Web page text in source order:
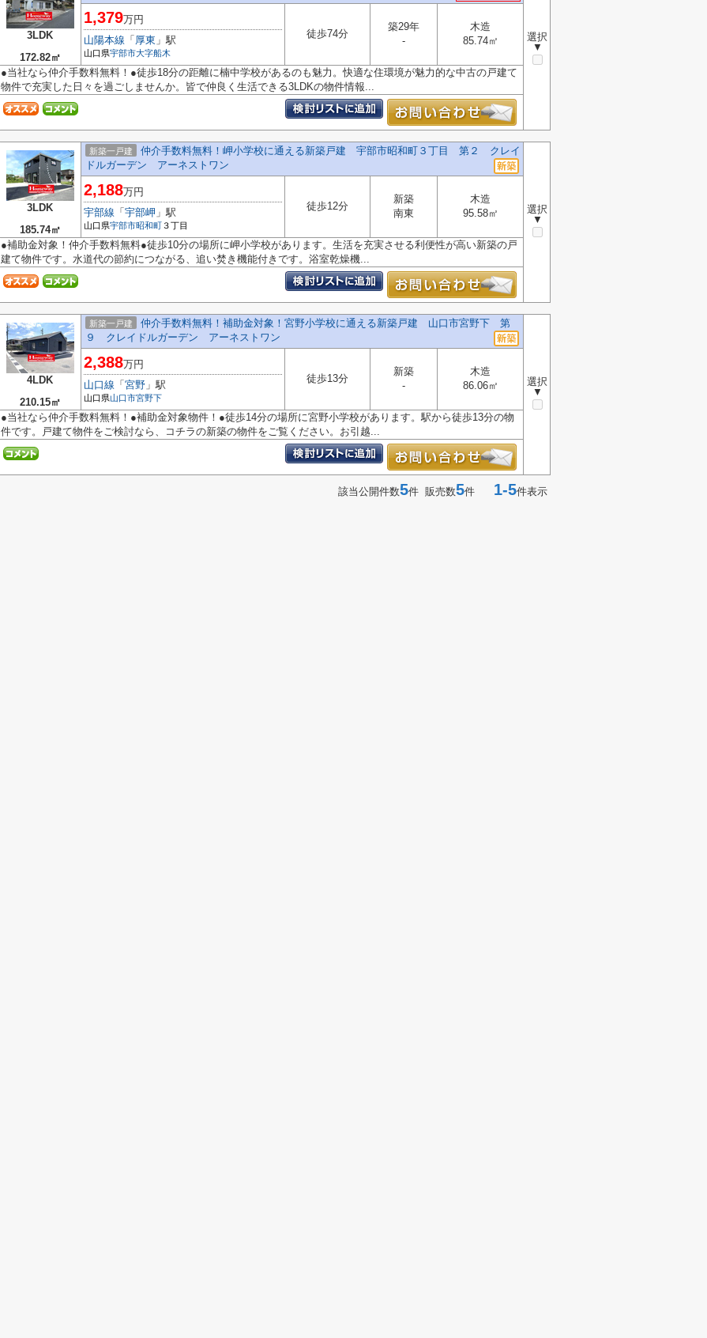
3LDK
172.82㎡
選択
▼
1,379万円
山陽本線 「 厚東 」駅
山口県宇部市大字船木
徒歩74分
築29年
-
木造
85.74㎡
●当社なら仲介手数料無料！●徒歩18分の距離に楠中学校があるのも魅力。快適な住環境が魅力的な中古の戸建て
物件で充実した日々を過ごしませんか。皆で仲良く生活できる3LDKの物件情報...
3LDK
185.74㎡
新築一戸建
仲介手数料無料！岬小学校に通える新築戸建 宇部市昭和町３丁目 第２ クレイ
ドルガーデン アーネストワン
選択
▼
2,188万円
宇部線 「 宇部岬 」駅
山口県宇部市昭和町 ３丁目
徒歩12分
新築
南東
木造
95.58㎡
●補助金対象！仲介手数料無料●徒歩10分の場所に岬小学校があります。生活を充実させる利便性が高い新築の戸
建て物件です。水道代の節約につながる、追い焚き機能付きです。浴室乾燥機...
4LDK
210.15㎡
新築一戸建
仲介手数料無料！補助金対象！宮野小学校に通える新築戸建 山口市宮野下 第
９ クレイドルガーデン アーネストワン
選択
▼
2,388万円
山口線 「 宮野 」駅
山口県山口市宮野下
徒歩13分
新築
-
木造
86.06㎡
●当社なら仲介手数料無料！●補助金対象物件！●徒歩14分の場所に宮野小学校があります。駅から徒歩13分の物
件です。戸建て物件をご検討なら、コチラの新築の物件をご覧ください。お引越...
該当公開件数5件 販売数5件 1-5件表示